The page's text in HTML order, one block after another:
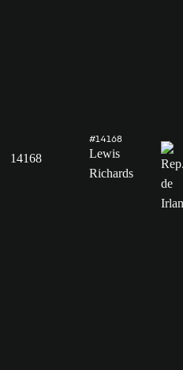
14168
#14168
Lewis
Richards